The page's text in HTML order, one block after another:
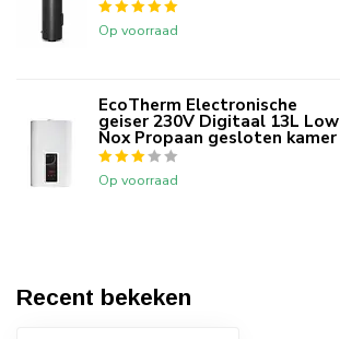
Op voorraad
EcoTherm Electronische
geiser 230V Digitaal 13L Low
Nox Propaan gesloten kamer
Op voorraad
Recent bekeken